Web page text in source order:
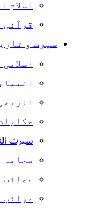
اسلام
قرآنی
سیرت و
سیرت
صحابہ
عجائب
غرائب